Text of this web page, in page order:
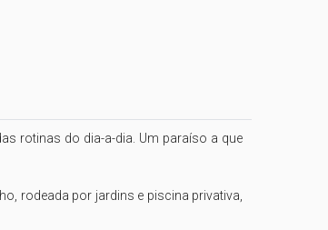
rotinas do dia-a-dia. Um paraíso a que
rodeada por jardins e piscina privativa,